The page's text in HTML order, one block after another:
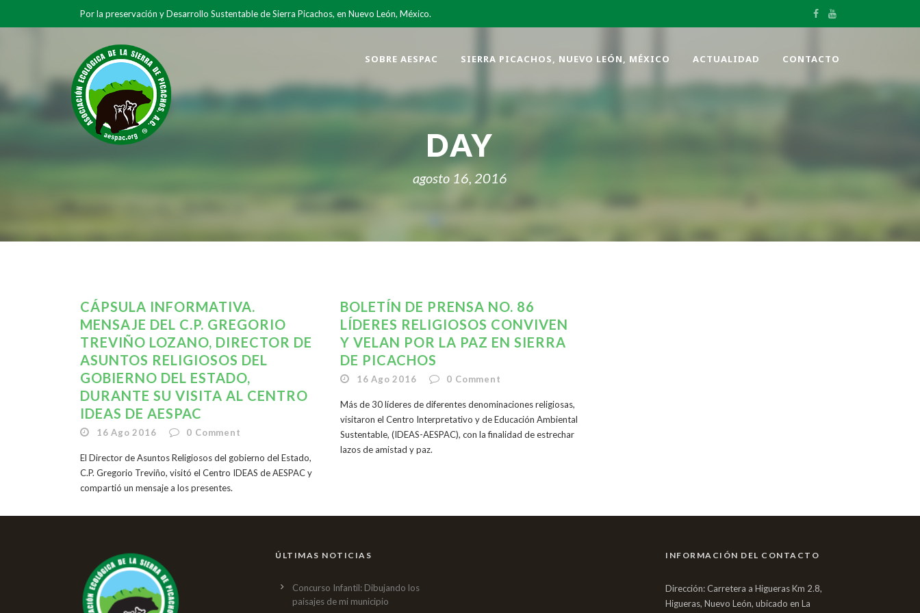
Por la preservación y Desarrollo Sustentable de Sierra Picachos, en Nuevo León, México.
SOBRE AESPAC SIERRA PICACHOS, NUEVO LEÓN, MÉXICO ACTUALIDAD CONTACTO
DAY
agosto 16, 2016
CÁPSULA INFORMATIVA.
MENSAJE DEL C.P. GREGORIO
TREVIÑO LOZANO, DIRECTOR DE
ASUNTOS RELIGIOSOS DEL
GOBIERNO DEL ESTADO,
DURANTE SU VISITA AL CENTRO
IDEAS DE AESPAC
16 Ago 2016 0 Comment
El Director de Asuntos Religiosos del gobierno del Estado,
C.P. Gregorio Treviño, visitó el Centro IDEAS de AESPAC y
compartió un mensaje a los presentes.
BOLETÍN DE PRENSA NO. 86
LÍDERES RELIGIOSOS CONVIVEN
Y VELAN POR LA PAZ EN SIERRA
DE PICACHOS
16 Ago 2016 0 Comment
Más de 30 líderes de diferentes denominaciones religiosas,
visitaron el Centro Interpretativo y de Educación Ambiental
Sustentable, (IDEAS-AESPAC), con la finalidad de estrechar
lazos de amistad y paz.
ÚLTIMAS NOTICIAS
Concurso Infantil: Dibujando los
paisajes de mi municipio
INFORMACIÓN DEL CONTACTO
Dirección: Carretera a Higueras Km 2.8,
Higueras, Nuevo León, ubicado en La